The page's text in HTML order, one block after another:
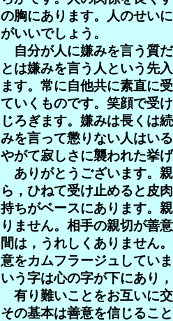
の胸にあります。人のせい
がいいでしょう。
自分が人に嫌みを言う質
とは嫌みを言う人という先
ます。常に自他共に素直に
ていくものです。笑顔で受
じろぎます。嫌みは長くは
みを言って懲りない人はい
やがて寂しさに襲われた挙
ありがとうございます。
ら，ひねて受け止めると皮
持ちがベースにあります。
りません。相手の親切が善
間は，うれしくありません
意をカムフラージュしてい
いう字は心の字が下にあり
有り難いことをお互いに
その基本は善意を信じるこ